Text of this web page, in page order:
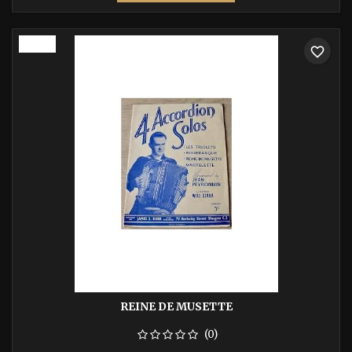
base
REINE DE MUSETTE
(0)
favorite_border